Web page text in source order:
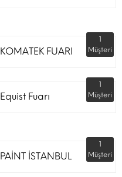
KOMATEK FUARI
1
Müşteri
Equist Fuarı
1
Müşteri
PAİNT İSTANBUL
1
Müşteri